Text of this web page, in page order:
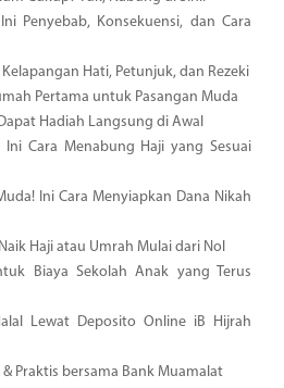
Penyebab, Konsekuensi, dan Cara
Hati, Petunjuk, dan Rezeki
Pertama untuk Pasangan Muda
Hadiah Langsung di Awal
Cara Menabung Haji yang Sesuai
Ini Cara Menyiapkan Dana Nikah
Haji atau Umrah Mulai dari Nol
Biaya Sekolah Anak yang Terus
Lewat Deposito Online iB Hijrah
Praktis bersama Bank Muamalat